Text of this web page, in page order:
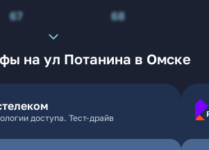
67 68
на ул Потанина в Омске
доступа. Тест-драйв